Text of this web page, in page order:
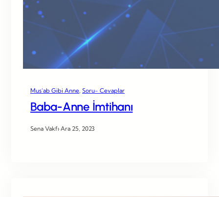
Mus’ab Gibi Anne Soru- Cevaplar
Baba-Anne İmtihanı
Sena Vakfı·Ara 25, 2023